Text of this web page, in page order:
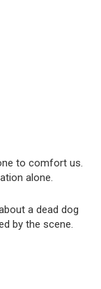
to comfort us.
alone.
a dead dog
by the scene.